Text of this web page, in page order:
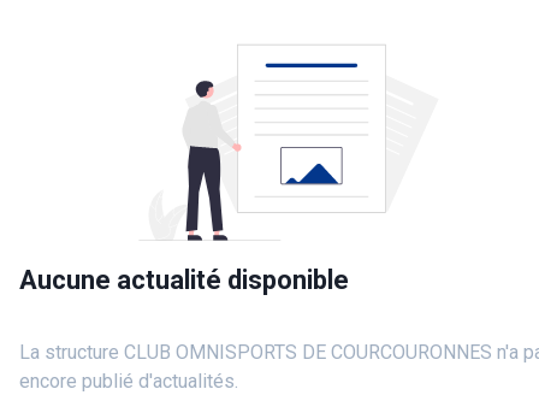
Aucune actualité disponible
La structure CLUB OMNISPORTS DE COURCOURONNES n'a
encore publié d'actualités.